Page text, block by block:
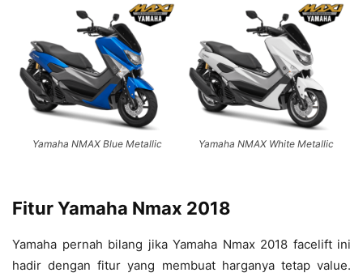
Yamaha NMAX Blue Metallic Yamaha NMAX White Metallic
Fitur Yamaha Nmax 2018
Yamaha pernah bilang jika Yamaha Nmax 2018 facelift ini
hadir dengan fitur yang membuat harganya tetap value.